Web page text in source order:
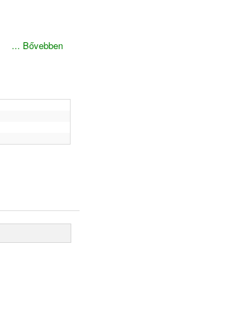
... Bővebben